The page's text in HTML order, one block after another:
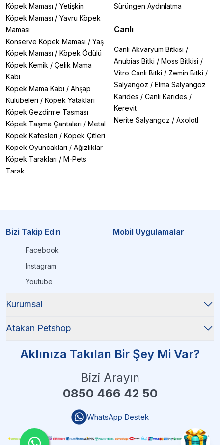
Köpek Maması / Yetişkin
Köpek Maması / Yavru Köpek
Maması
Konserve Köpek Maması / Yaş
Köpek Maması / Köpek Ödülü
Köpek Kemik / Çelik Mama
Kabı
Köpek Mama Kabı / Ahşap
Kulübeleri / Köpek Yatakları
Köpek Gezdirme Tasması
Köpek Taşıma Çantaları / Metal
Köpek Kafesleri / Köpek Çitleri
Köpek Oyuncakları / Ağızlıklar
Köpek Tarakları / M-Pets
Tarak
Sürüngen Aydınlatma
Canlı
Canlı Akvaryum Bitkisi /
Anubias Bitki / Moss Bitkisi /
Vitro Canlı Bitki / Zemin Bitki /
Salyangoz / Elma Salyangoz
Karides / Canlı Karides /
Kerevit
Nerite Salyangoz / Axolotl
Bizi Takip Edin
Facebook
Instagram
Youtube
Mobil Uygulamalar
Kurumsal
Atakan Petshop
Aklınıza Takılan Bir Şey Mi Var?
Bizi Arayın
0850 466 42 50
WhatsApp Destek